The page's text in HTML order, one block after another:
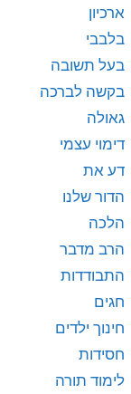
ארכיון
בלבבי
בעל תשובה
בקשה לברכה
גאולה
דימוי עצמי
דע את
הדור שלנו
הלכה
הרב מדבר
התבודדות
חגים
חינוך ילדים
חסידות
לימוד תורה